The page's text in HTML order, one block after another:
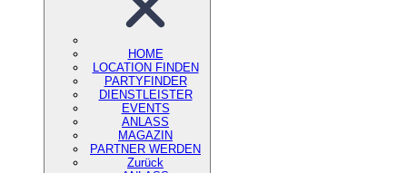
HOME
LOCATION FINDEN
PARTYFINDER
DIENSTLEISTER
EVENTS
ANLASS
MAGAZIN
PARTNER WERDEN
Zurück